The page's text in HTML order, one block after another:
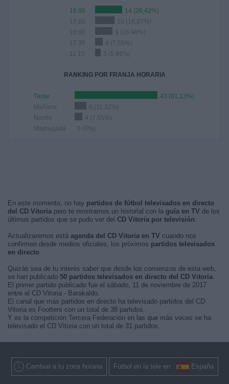
16:00
14 (26,42%)
17:00
10 (18,87%)
18:00
9 (16,98%)
17:30
4 (7,55%)
11:15
3 (5,66%)
RANKING POR FRANJA HORARIA
Tarde
43 (81,13%)
Mañana
6 (11,32%)
Noche
4 (7,55%)
Madrugada
0 (0%)
En este momento, no hay partidos de fútbol televisados en directo
del CD Vitoria pero te mostramos un historial con la guía en TV de los
últimos partidos que se pudo ver del CD Vitoria por televisión.
Actualizaremos está agenda del CD Vitoria en TV cuando nos
confirmen desde medios oficiales, los próximos partidos televisados
en directo.
Quizás sea de tu interés saber que desde los comienzos de esta web,
se han publicado 50 partidos televisados en directo del CD Vitoria.
El primer partido publicado fue el sábado, 11 de noviembre de 2017
entre el CD Vitoria - Barakaldo.
El canal que más partidos en directo ha televisado partidos del CD
Vitoria es Footters con un total de 38 partidos.
Y es la competición Tercera Federación en las que más veces se ha
televisado el CD Vitoria con un total de 31 partidos.
Cambiar a tu zona horaria Fútbol en la tele en España